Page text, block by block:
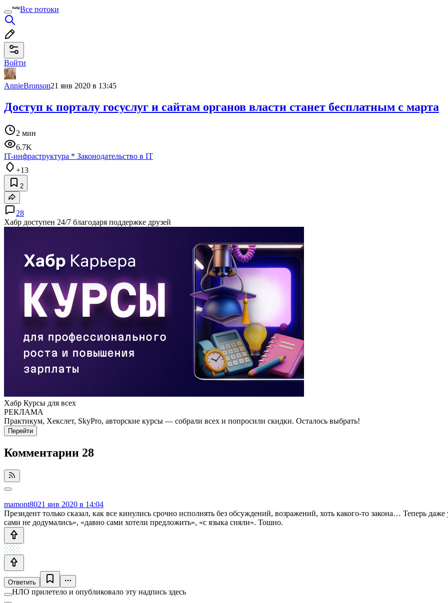
Все потоки
Войти
AnnieBronson21 янв 2020 в 13:45
Доступ к порталу госуслуг и сайтам органов власти станет бесплатным с марта
2 мин
6.7K
IT-инфраструктура * Законодательство в IT
+13
2
28
Хабр доступен 24/7 благодаря поддержке друзей
Хабр Курсы для всех
РЕКЛАМА
Практикум, Хекслет, SkyPro, авторские курсы — собрали всех и попросили скидки. Осталось выбрать!
Перейти
Комментарии 28
mamont8021 янв 2020 в 14:04
Президент только сказал, как все кинулись срочно исполнять без обсуждений, возражений, хоть какого-то закона… Теперь
сами не додумались», «давно сами хотели предложить», «с языка сняли». Тошно.
Ответить
НЛО прилетело и опубликовало эту надпись здесь